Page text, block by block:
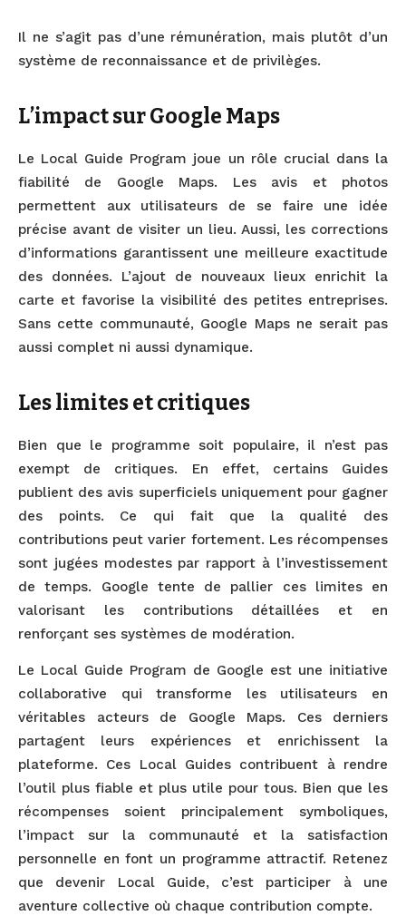
Il ne s’agit pas d’une rémunération, mais plutôt d’un
système de reconnaissance et de privilèges.
L’impact sur Google Maps
Le Local Guide Program joue un rôle crucial dans la
fiabilité de Google Maps. Les avis et photos
permettent aux utilisateurs de se faire une idée
précise avant de visiter un lieu. Aussi, les corrections
d’informations garantissent une meilleure exactitude
des données. L’ajout de nouveaux lieux enrichit la
carte et favorise la visibilité des petites entreprises.
Sans cette communauté, Google Maps ne serait pas
aussi complet ni aussi dynamique.
Les limites et critiques
Bien que le programme soit populaire, il n’est pas
exempt de critiques. En effet, certains Guides
publient des avis superficiels uniquement pour gagner
des points. Ce qui fait que la qualité des
contributions peut varier fortement. Les récompenses
sont jugées modestes par rapport à l’investissement
de temps. Google tente de pallier ces limites en
valorisant les contributions détaillées et en
renforçant ses systèmes de modération.
Le Local Guide Program de Google est une initiative
collaborative qui transforme les utilisateurs en
véritables acteurs de Google Maps. Ces derniers
partagent leurs expériences et enrichissent la
plateforme. Ces Local Guides contribuent à rendre
l’outil plus fiable et plus utile pour tous. Bien que les
récompenses soient principalement symboliques,
l’impact sur la communauté et la satisfaction
personnelle en font un programme attractif. Retenez
que devenir Local Guide, c’est participer à une
aventure collective où chaque contribution compte.